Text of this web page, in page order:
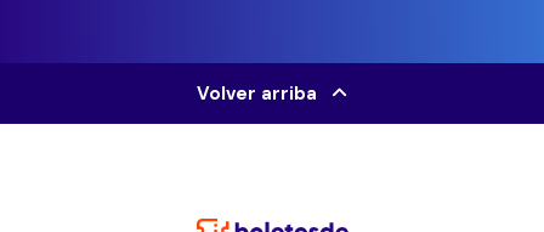
Volver arriba